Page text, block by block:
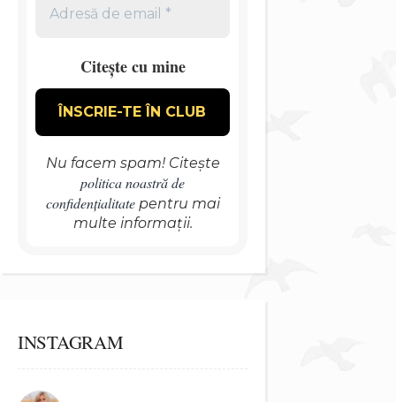
Citește cu mine
Nu facem spam! Citește
politica noastră de
confidențialitatepentru mai
multe informații.
INSTAGRAM